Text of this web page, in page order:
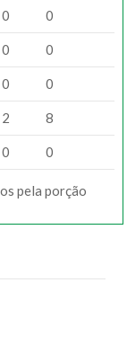
0 0
0 0
0 0
2 8
0 0
pela porção